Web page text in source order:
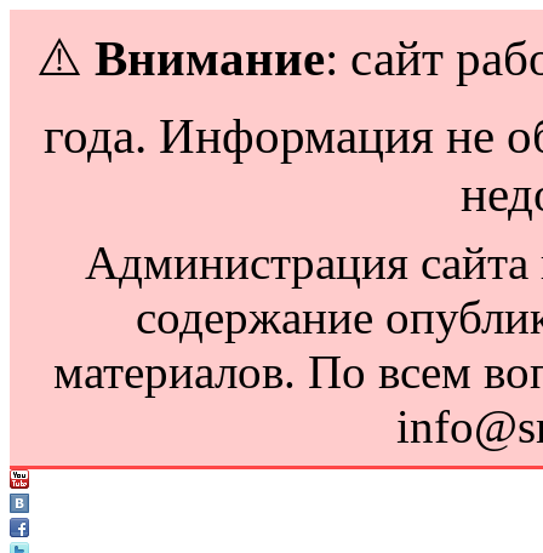
⚠️ Внимание: сайт
года. Информация не
Администрация сайта
содержание
материалов. По всем